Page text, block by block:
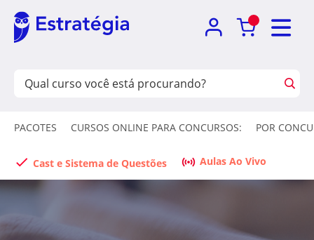
PACOTES CURSOS ONLINE PARA CONCURSOS: POR
Cast e Sistema de Questões Aulas Ao Vivo